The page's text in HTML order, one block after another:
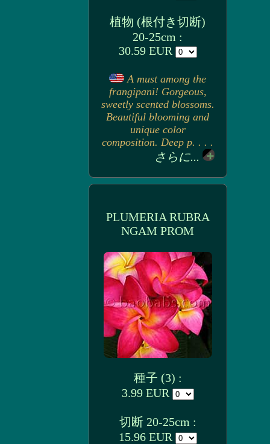
植物 (根付き切断)
20-25cm :
30.59 EUR
A must among the
frangipani! Gorgeous,
sweetly scented blossoms.
Beautiful blooming and
unique color
composition. Deep p. . . .
さらに...
PLUMERIA RUBRA
NGAM PROM
種子 (3) :
3.99 EUR
切断 20-25cm :
15.96 EUR